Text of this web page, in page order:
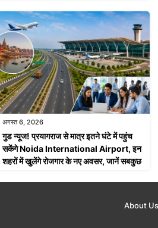
अगस्त 6, 2026
गुड न्यूज! प्रयागराज से मात्र इतने घंटे में पहुंच
सकेंगे Noida International Airport, इन
शहरों में खुलेंगे रोजगार के नए अवसर, जानें सबकुछ
About Us